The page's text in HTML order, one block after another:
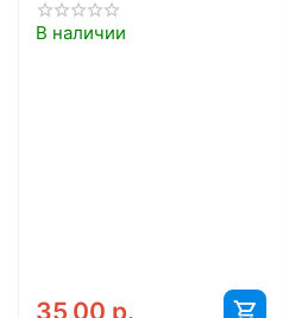
В наличии
35,00 р.